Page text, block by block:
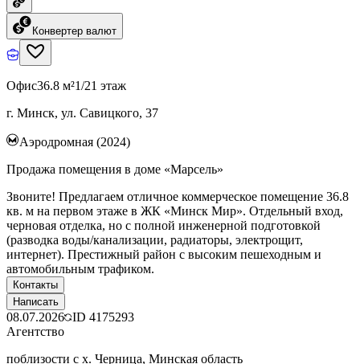
Конвертер валют
Офис36.8 м²1/21 этаж
г. Минск, ул. Савицкого, 37
Аэродромная (2024)
Продажа помещения в доме «Марсель»
Звоните! Предлагаем отличное коммерческое помещение 36.8
кв. м на первом этаже в ЖК «Минск Мир». Отдельный вход,
черновая отделка, но с полной инженерной подготовкой
(разводка воды/канализации, радиаторы, электрощит,
интернет). Престижный район с высоким пешеходным и
автомобильным трафиком.
Контакты
Написать
08.07.2026 ID 4175293
Агентство
поблизости с х. Черница, Минская область